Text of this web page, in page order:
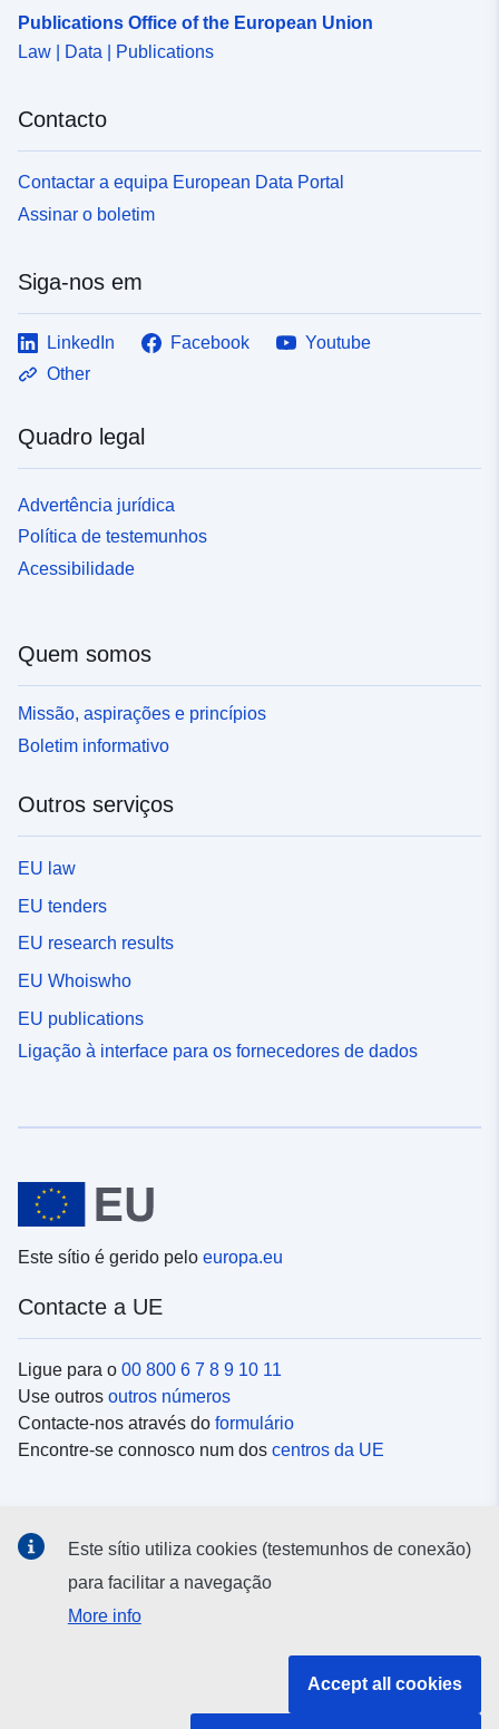
Publications Office of the European Union
Law | Data | Publications
Contacto
Contactar a equipa European Data Portal
Assinar o boletim
Siga-nos em
LinkedIn Facebook
Youtube
Other
Quadro legal
Advertência jurídica
Política de testemunhos
Acessibilidade
Quem somos
Missão, aspirações e princípios
Boletim informativo
Outros serviços
EU law
EU tenders
EU research results
EU Whoiswho
EU publications
Ligação à interface para os fornecedores de dados
Este sítio é gerido pelo europa.eu
Contacte a UE
Ligue para o 00 800 6 7 8 9 10 11
Use outros outros números
Contacte-nos através do formulário
Encontre-se connosco num dos centros da UE
Procure as contas da UE nasredes sociais
Instituições e organismos da UE
Este sítio utiliza cookies (testemunhos de conexão)
para facilitar a navegação
More info
Accept all cookies